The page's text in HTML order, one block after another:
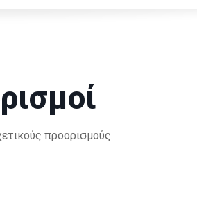
προορισμούς.